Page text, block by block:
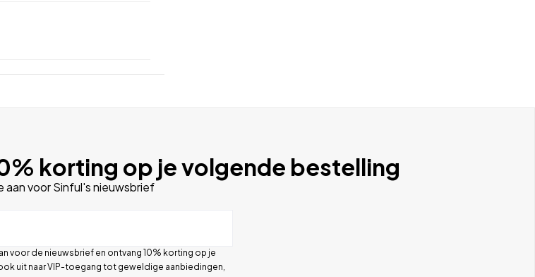
korting op je volgende bestelling
aan voor Sinful's nieuwsbrief
voor de nieuwsbrief en ontvang 10% korting op je
uit naar VIP-toegang tot geweldige aanbiedingen,